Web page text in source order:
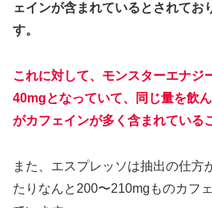
ェインが含まれているとされてお
す。
これに対して、モンスターエナジ
40mgとなっていて、同じ量を飲
がカフェインが多く含まれている
また、エスプレッソは抽出の仕方
たりなんと200〜210mgものカフ